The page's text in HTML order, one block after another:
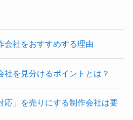
会社をおすすめする理由
社を見分けるポイントとは？
応」を売りにする制作会社は要